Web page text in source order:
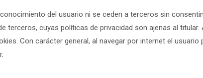
del usuario ni se ceden a terceros sin
terceros, cuyas políticas de privacidad son ajenas al
Con carácter general, al navegar por internet el